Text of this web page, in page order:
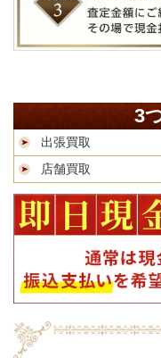
3
出張買取
店舗買取